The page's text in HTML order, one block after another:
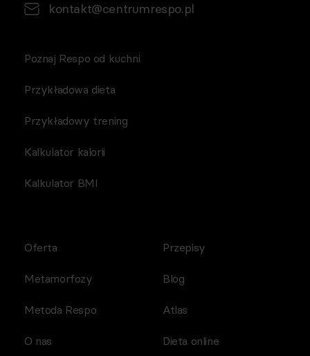
kontakt@centrumrespo.pl
Poznaj Respo od kuchni
Przykładowa dieta
Przykładowy trening
Kalkulator kalorii
Kalkulator BMI
Oferta
Metamorfozy
Metoda Respo
O nas
Przepisy
Blog
Atlas
Dieta online